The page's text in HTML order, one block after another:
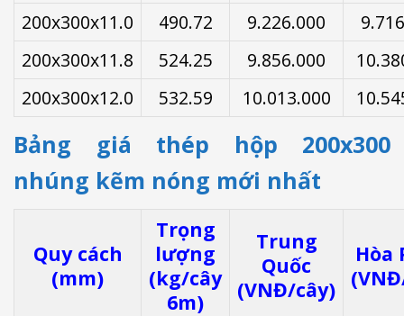
200x300x11.0
490.72 9.226.000
200x300x11.8
524.25 9.856.000
200x300x12.0
532.59 10.013.000
Bảng giá thép hộp 200x300
nhúng kẽm nóng mới nhất
Quy cách
(mm)
Trọng
lượng
(kg/cây
6m)
Trung
Quốc
(VNĐ/cây)
Hòa